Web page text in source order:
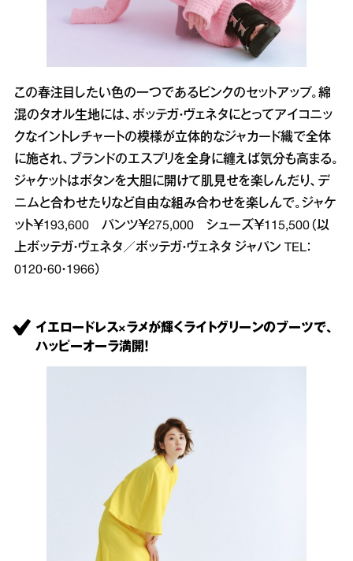
この春注目したい色の一つであるピンクのセットアップ。綿
混のタオル生地には、ボッテガ・ヴェネタにとってアイコニッ
クなイントレチャートの模様が立体的なジャカード織で全体
に施され、ブランドのエスプリを全身に纏えば気分も高まる。
ジャケットはボタンを大胆に開けて肌見せを楽しんだり、デ
ニムと合わせたりなど自由な組み合わせを楽しんで。ジャケ
ット￥193,600 パンツ￥275,000 シューズ￥115,500（以
上ボッテガ・ヴェネタ／ボッテガ・ヴェネタ ジャパン TEL：
0120・60・1966）
イエロードレス×ラメが輝くライトグリーンのブーツで、
ハッピーオーラ満開！